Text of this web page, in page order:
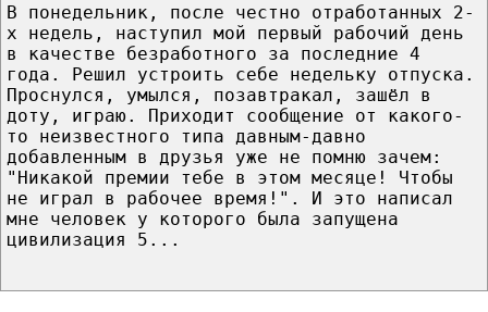
В понедельник, после честно отработанных 2-
х недель, наступил мой первый рабочий день
в качестве безработного за последние 4
года. Решил устроить себе недельку отпуска.
Проснулся, умылся, позавтракал, зашёл в
доту, играю. Приходит сообщение от какого-
то неизвестного типа давным-давно
добавленным в друзья уже не помню зачем:
"Никакой премии тебе в этом месяце! Чтобы
не играл в рабочее время!". И это написал
мне человек у которого была запущена
цивилизация 5...